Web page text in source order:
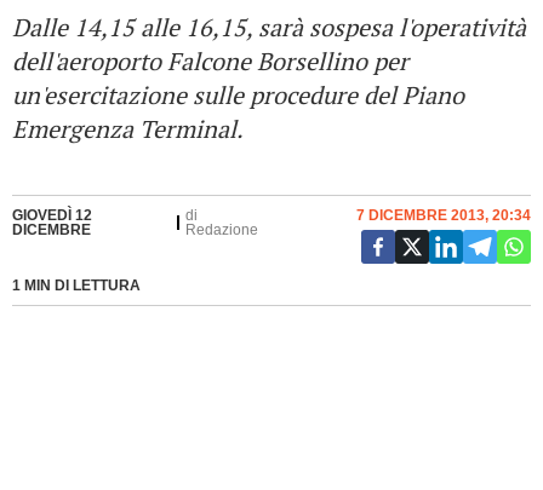
Dalle 14,15 alle 16,15, sarà sospesa l'operatività
dell'aeroporto Falcone Borsellino per
un'esercitazione sulle procedure del Piano
Emergenza Terminal.
GIOVEDÌ 12
DICEMBRE
di
Redazione
1 MIN DI LETTURA
7 DICEMBRE 2013, 20:34